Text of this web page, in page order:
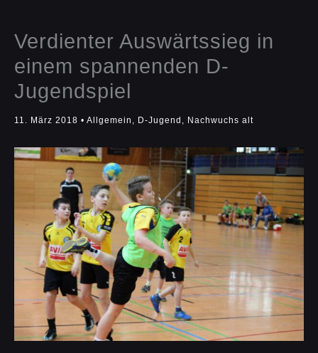
Verdienter Auswärtssieg in
einem spannenden D-
Jugendspiel
11. März 2018 • Allgemein , D-Jugend , Nachwuchs alt